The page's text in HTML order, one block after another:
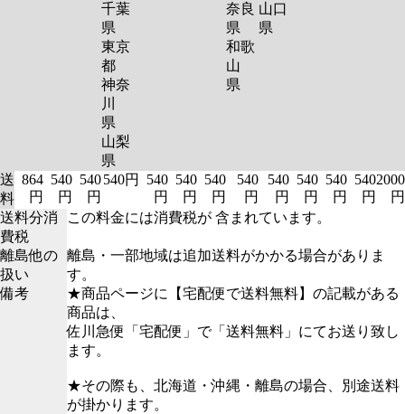
千葉
県
東京
都
神奈
川
県
山梨
県
奈良
県
和歌
山
県
山口
県
送
料
864
円
540
円
540
円
540円
540
円
540
円
540
円
540
円
540
円
540
円
540
円
540
円
2000
円
送料分消
費税
この料金には消費税が 含まれています。
離島他の
扱い
離島・一部地域は追加送料がかかる場合がありま
す。
備考
★商品ページに【宅配便で送料無料】の記載がある
商品は、
佐川急便「宅配便」で「送料無料」にてお送り致し
ます。
★その際も、北海道・沖縄・離島の場合、別途送料
が掛かります。